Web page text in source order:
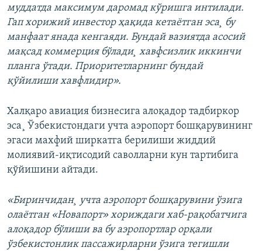
муддатда максимум даромад кўришга интилади.
Гап хорижий инвестор ҳақида кетаëтган эса¸ бу
манфаат янада кенгаяди. Бундай вазиятда асосий
мақсад коммерция бўлади¸ хавфсизлик иккинчи
планга ўтади. Приоритетларнинг бундай
қўйилиши хавфлидир».
Халқаро авиация бизнесига алоқадор тадбиркор
эса¸ Ўзбекистондаги учта аэропорт бошқарувининг
эгаси махфий ширкатга берилиши жиддий
молиявий-иқтисодий саволларни кун тартибига
қўйишини айтади.
«Биринчидан¸ учта аэропорт бошқарувини ўзига
олаëтган «Новапорт» хориждаги хаб-рақобатчига
алоқадор бўлиши ва бу аэропортлар орқали
ўзбекистонлик пассажирларни ўзига тегишли